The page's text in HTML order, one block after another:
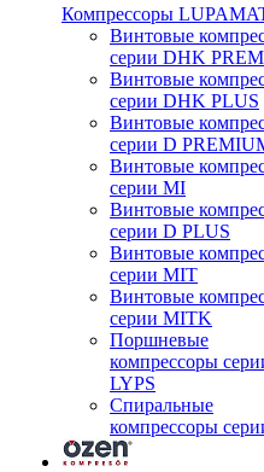
Компрессоры
Винтовые
серии DHK
Винтовые
серии DHK PLUS
Винтовые
серии D
Винтовые
серии MI
Винтовые
серии D PLUS
Винтовые
серии MIT
Винтовые
серии MITK
Поршневые
компрессоры
LYPS
Спиральные
компрессоры